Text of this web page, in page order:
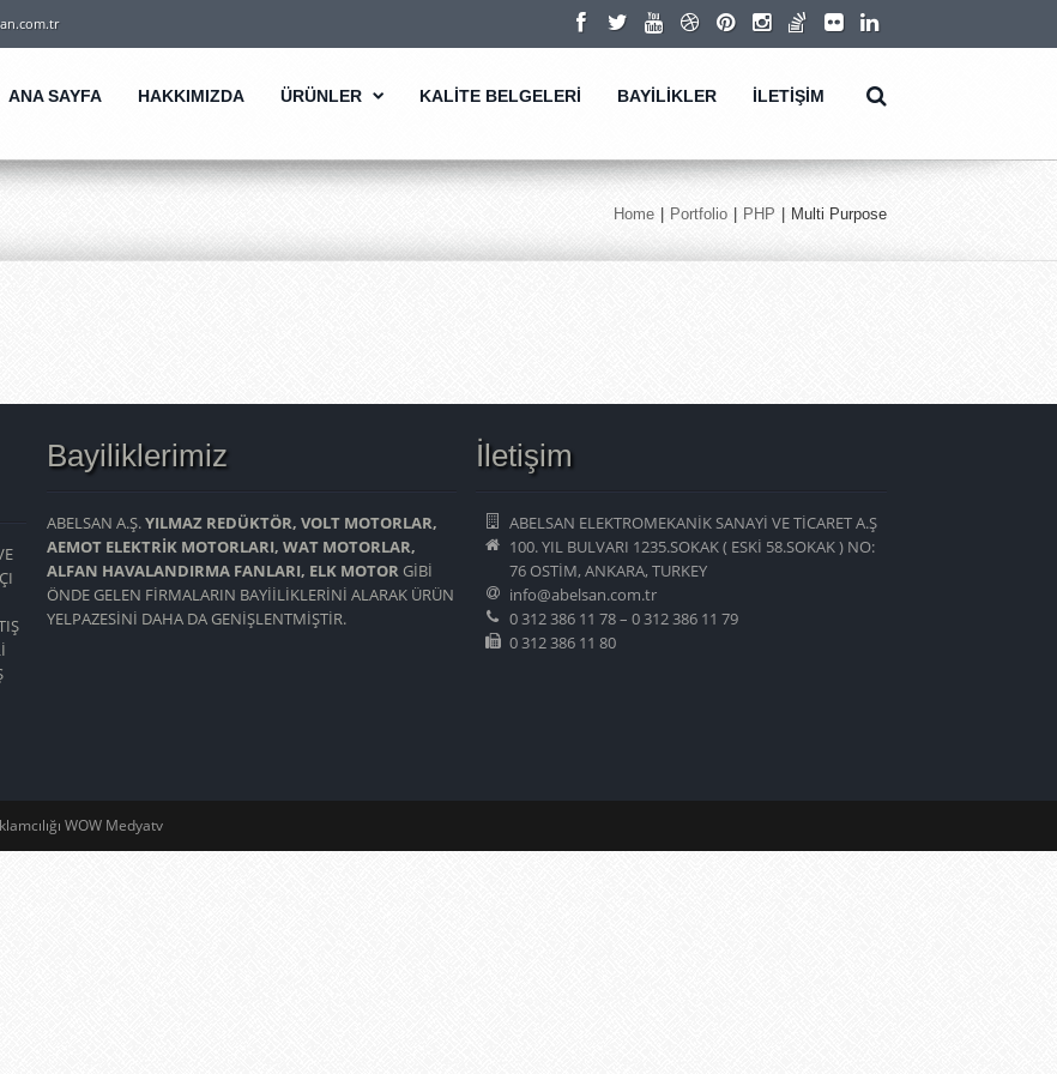
ANA SAYFA HAKKIMIZDA ÜRÜNLER KALİTE BELGELERİ BAYİLİKLER İLETİŞİM
Home Portfolio PHP Multi Purpose
Bayiliklerimiz
ABELSAN A.Ş.YILMAZ REDÜKTÖR, VOLT MOTORLAR,
AEMOT ELEKTRİK MOTORLARI, WAT MOTORLAR,
ALFAN HAVALANDIRMA FANLARI, ELK MOTORGİBİ
ÖNDE GELEN FİRMALARIN BAYİİLİKLERİNİ ALARAK ÜRÜN
YELPAZESİNİ DAHA DA GENİŞLENTMİŞTİR.
İletişim
ABELSAN ELEKTROMEKANİK SANAYİ VE TİCARET A.Ş
100. YIL BULVARI 1235.SOKAK ( ESKİ 58.SOKAK ) NO:
76 OSTİM, ANKARA, TURKEY
info@abelsan.com.tr
0 312 386 11 78 – 0 312 386 11 79
0 312 386 11 80
WOW Medyatv